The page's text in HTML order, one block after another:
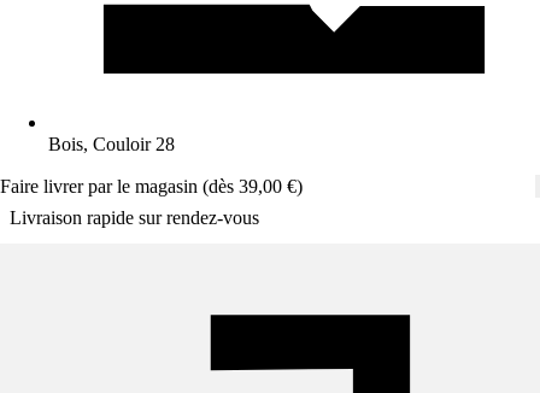
Bois, Couloir 28
Faire livrer par le magasin (dès 39,00 €)
Livraison rapide sur rendez-vous